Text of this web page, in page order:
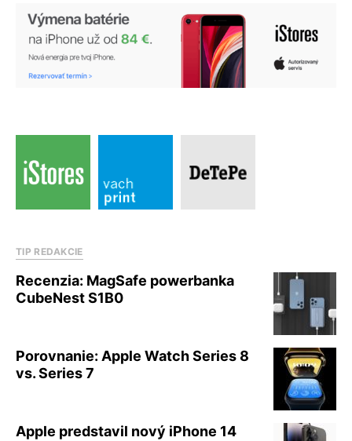
TIP REDAKCIE
Recenzia: MagSafe powerbanka
CubeNest S1B0
Porovnanie: Apple Watch Series 8
vs. Series 7
Apple predstavil nový iPhone 14